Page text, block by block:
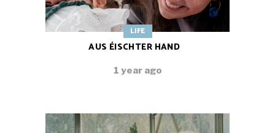
LIFE
AUS ÉISCHTER HAND
1 year ago